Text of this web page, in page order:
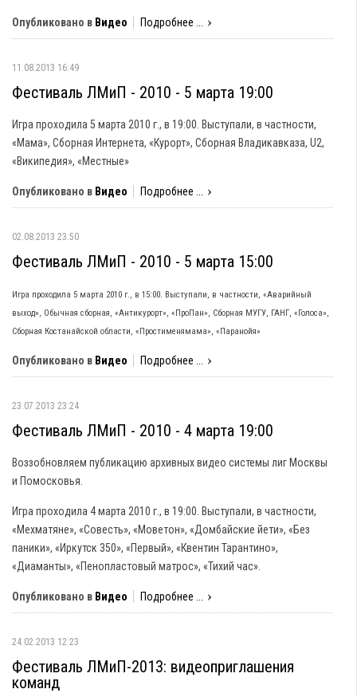
Опубликовано в Видео Подробнее ...
11.08.2013 16:49
Фестиваль ЛМиП - 2010 - 5 марта 19:00
Игра проходила 5 марта 2010 г., в 19:00. Выступали, в частности,
«Мама», Сборная Интернета, «Курорт», Сборная Владикавказа, U2,
«Википедия», «Местные»
Опубликовано в Видео Подробнее ...
02.08.2013 23:50
Фестиваль ЛМиП - 2010 - 5 марта 15:00
Игра проходила 5 марта 2010 г., в 15:00. Выступали, в частности, «Аварийный
выход», Обычная сборная, «Антикурорт», «ПроПан», Сборная МУГУ, ГАНГ, «Голоса»,
Сборная Костанайской области, «Простименямама», «Паранойя»
Опубликовано в Видео Подробнее ...
23.07.2013 23:24
Фестиваль ЛМиП - 2010 - 4 марта 19:00
Воззобновляем публикацию архивных видео системы лиг Москвы
и Помосковья.
Игра проходила 4 марта 2010 г., в 19:00. Выступали, в частности,
«Мехматяне», «Совесть», «Моветон», «Домбайские йети», «Без
паники», «Иркутск 350», «Первый», «Квентин Тарантино»,
«Диаманты», «Пенопластовый матрос», «Тихий час».
Опубликовано в Видео Подробнее ...
24.02.2013 12:23
Фестиваль ЛМиП-2013: видеоприглашения
команд